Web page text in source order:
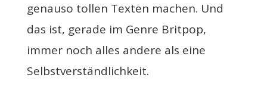
genauso tollen Texten machen. Und
das ist, gerade im Genre Britpop,
immer noch alles andere als eine
Selbstverständlichkeit.